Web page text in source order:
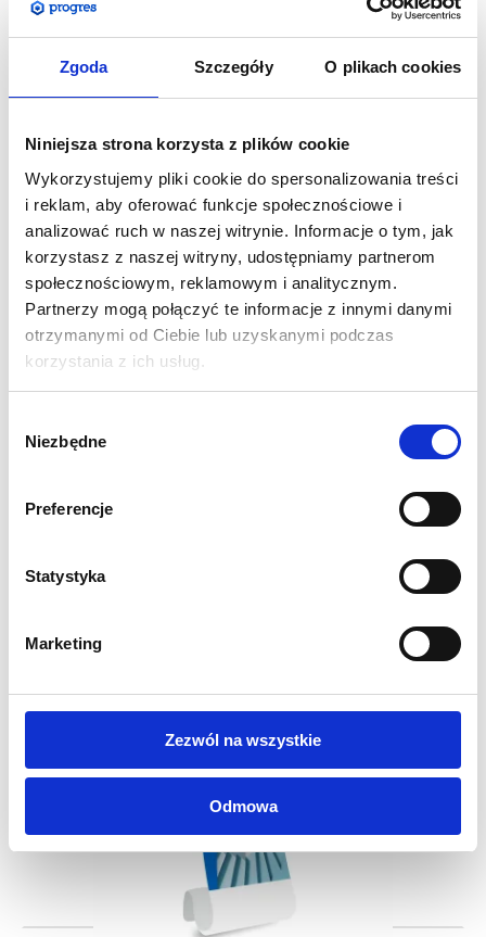
Zgoda Szczegóły O plikach cookies
Niniejsza strona korzysta z plików cookie
Wykorzystujemy pliki cookie do spersonalizowania treści
i reklam, aby oferować funkcje społecznościowe i
analizować ruch w naszej witrynie. Informacje o tym, jak
korzystasz z naszej witryny, udostępniamy partnerom
społecznościowym, reklamowym i analitycznym.
Partnerzy mogą połączyć te informacje z innymi danymi
otrzymanymi od Ciebie lub uzyskanymi podczas
korzystania z ich usług.
zgody
Niezbędne
Preferencje
Statystyka
Marketing
Zezwól na wszystkie
Odmowa
Monolith Fabric Stand 150 x 238 cm with
printout
Cena netto: 1 137,40zł Cena brutto:1 399,00zł
Slant Fabric Stand 90 x 228 cm with printout
Snake Fabric Stand 90 x 238 cm with printout
Cena netto:899,00zł Cena brutto:1 105,77zł